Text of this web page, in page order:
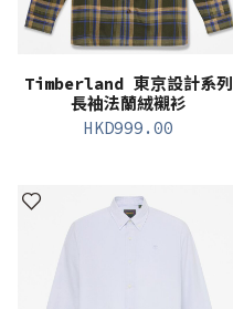
Timberland 東京設計系列
長袖法蘭絨襯衫
HKD999.00